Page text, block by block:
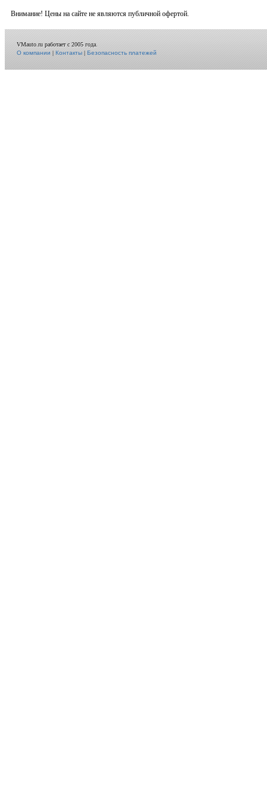
Внимание! Цены на сайте не являются публичной офертой.
VMauto.ru работает с 2005 года.
О компании|Контакты|Безопасность платежей